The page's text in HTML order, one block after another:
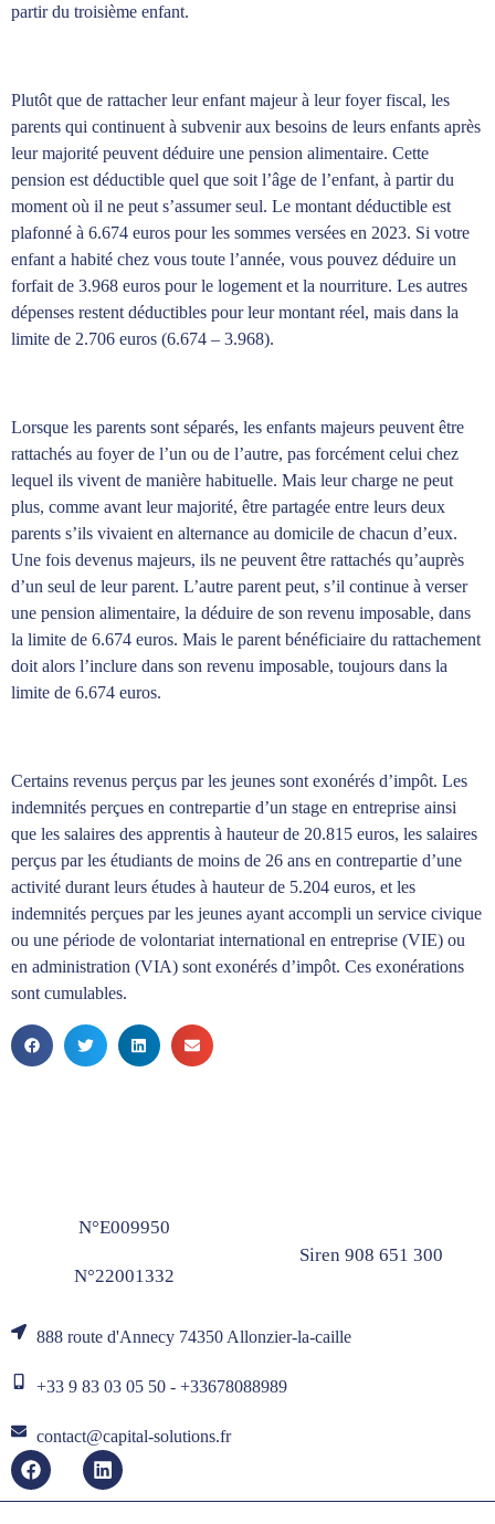
partir du troisième enfant.
Plutôt que de rattacher leur enfant majeur à leur foyer fiscal, les
parents qui continuent à subvenir aux besoins de leurs enfants après
leur majorité peuvent déduire une pension alimentaire. Cette
pension est déductible quel que soit l’âge de l’enfant, à partir du
moment où il ne peut s’assumer seul. Le montant déductible est
plafonné à 6.674 euros pour les sommes versées en 2023. Si votre
enfant a habité chez vous toute l’année, vous pouvez déduire un
forfait de 3.968 euros pour le logement et la nourriture. Les autres
dépenses restent déductibles pour leur montant réel, mais dans la
limite de 2.706 euros (6.674 – 3.968).
Lorsque les parents sont séparés, les enfants majeurs peuvent être
rattachés au foyer de l’un ou de l’autre, pas forcément celui chez
lequel ils vivent de manière habituelle. Mais leur charge ne peut
plus, comme avant leur majorité, être partagée entre leurs deux
parents s’ils vivaient en alternance au domicile de chacun d’eux.
Une fois devenus majeurs, ils ne peuvent être rattachés qu’auprès
d’un seul de leur parent. L’autre parent peut, s’il continue à verser
une pension alimentaire, la déduire de son revenu imposable, dans
la limite de 6.674 euros. Mais le parent bénéficiaire du rattachement
doit alors l’inclure dans son revenu imposable, toujours dans la
limite de 6.674 euros.
Certains revenus perçus par les jeunes sont exonérés d’impôt. Les
indemnités perçues en contrepartie d’un stage en entreprise ainsi
que les salaires des apprentis à hauteur de 20.815 euros, les salaires
perçus par les étudiants de moins de 26 ans en contrepartie d’une
activité durant leurs études à hauteur de 5.204 euros, et les
indemnités perçues par les jeunes ayant accompli un service civique
ou une période de volontariat international en entreprise (VIE) ou
en administration (VIA) sont exonérés d’impôt. Ces exonérations
sont cumulables.
N°E009950
N°22001332
Siren 908 651 300
888 route d'Annecy 74350 Allonzier-la-caille
+33 9 83 03 05 50 - +33678088989
contact@capital-solutions.fr